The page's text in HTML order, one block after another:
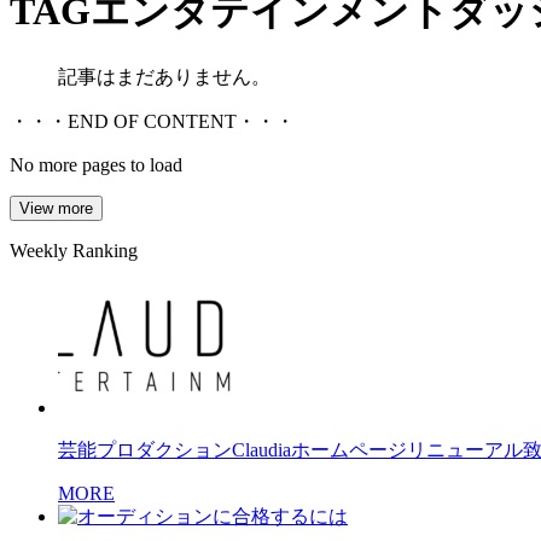
TAGエンタテインメントダッ
記事はまだありません。
・・・END OF CONTENT・・・
No more pages to load
View more
Weekly Ranking
芸能プロダクションClaudiaホームページリニューアル致
MORE